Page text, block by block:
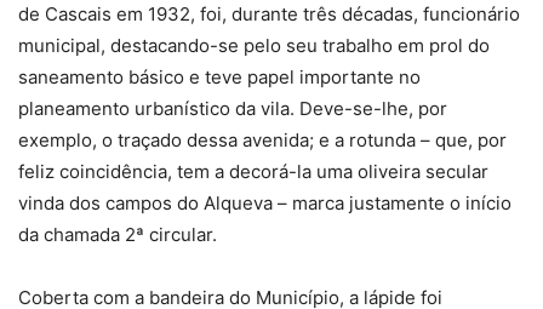
de Cascais em 1932, foi, durante três décadas, funcionário
municipal, destacando-se pelo seu trabalho em prol do
saneamento básico e teve papel importante no
planeamento urbanístico da vila. Deve-se-lhe, por
exemplo, o traçado dessa avenida; e a rotunda – que, por
feliz coincidência, tem a decorá-la uma oliveira secular
vinda dos campos do Alqueva – marca justamente o início
da chamada 2ª circular.
Coberta com a bandeira do Município, a lápide foi